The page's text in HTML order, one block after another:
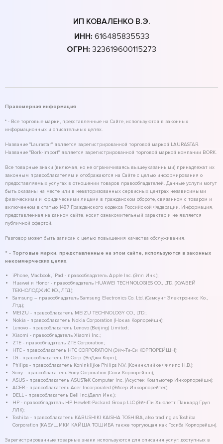
ИП КОВАЛЕНКО В.Э.
ИНН: 616485835533
ОГРН: 323619600115273
Правомерная информация
* - Все торговые марки, представленные на Сайте, используются в законных
информационных и описательных целях.
Название "Laurastar" является зарегистрированной торговой маркой LAURASTAR.
Название "Bork-Import" является зарегистрированной торговой маркой компании BORK.
Все товарные знаки (включая, но не ограничиваясь вышеуказанными) принадлежат их
законным правообладателям и отображаются на Сайте с целью информирования о
предоставляемых услугах в отношении товаров правообладателей. Данные услуги могут
быть оказаны на месте или в неавторизованных сервисных центрах независимыми
физическими и юридическими лицами в гражданском обороте, связанном с товаром и
включенном в статью 1487 Гражданского кодекса Российской Федерации. Информация,
представленная на данном сайте, носит ознакомительный характер и не является
публичной офертой.
Разговор может быть записан с целью повышения качества обслуживания.
* - Торговые марки, представленные на этом сайте, используются в законных
некоммерческих целях.
iPhone, Macbook, iPad - правообладатель Apple Inc. (Эпл Инк.);
Huawei и Honor - правообладатель HUAWEI TECHNOLOGIES CO., LTD. (ХУАВЕЙ
ТЕКНОЛОДЖИС КО., ЛТД.);
Samsung – правообладатель Samsung Electronics Co. Ltd. (Самсунг Электроникс Ко.,
Лтд.);
MEIZU - правообладатель MEIZU TECHNOLOGY CO., LTD.;
Nokia - правообладатель Nokia Corporation (Нокиа Корпорейшн);
Lenovo - правообладатель Lenovo (Beijing) Limited;
Xiaomi - правообладатель Xiaomi Inc.;
ZTE - правообладатель ZTE Corporation;
HTC - правообладатель HTC CORPORATION (Эйч-Ти-Си КОРПОРЕЙШН);
LG - правообладатель LG Corp. (ЭлДжи Корп.);
Philips - правообладатель Koninklijke Philips N.V. (Конинклийке Филипс Н.В.);
Sony - правообладатель Sony Corporation (Сони Корпорейшн);
ASUS - правообладатель ASUSTeK Computer Inc. (Асустек Компьютер Инкорпорейшн);
ACER - правообладатель Acer Incorporated (Эйсер Инкорпорейтед);
DELL - правообладатель Dell Inc.(Делл Инк.);
HP - правообладатель HP Hewlett-Packard Group LLC (ЭйчПи Хьюлетт Паккард Груп
ЛЛК);
Toshiba - правообладатель KABUSHIKI KAISHA TOSHIBA, also trading as Toshiba
Corporation (КАБУШИКИ КАЙША ТОШИБА также торгующая как Тосиба Корпорейшн).
Зарегистрированные товарные знаки используются для описания услуг, доступных в